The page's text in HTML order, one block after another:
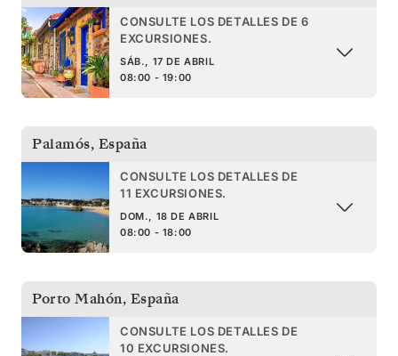
CONSULTE LOS DETALLES DE 6
EXCURSIONES.
SÁB., 17 DE ABRIL
08:00 - 19:00
Palamós, España
CONSULTE LOS DETALLES DE
11 EXCURSIONES.
DOM., 18 DE ABRIL
08:00 - 18:00
Porto Mahón, España
CONSULTE LOS DETALLES DE
10 EXCURSIONES.